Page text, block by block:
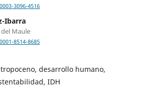
3096-4516
Ibarra
Maule
8514-8685
desarrollo humano,
IDH